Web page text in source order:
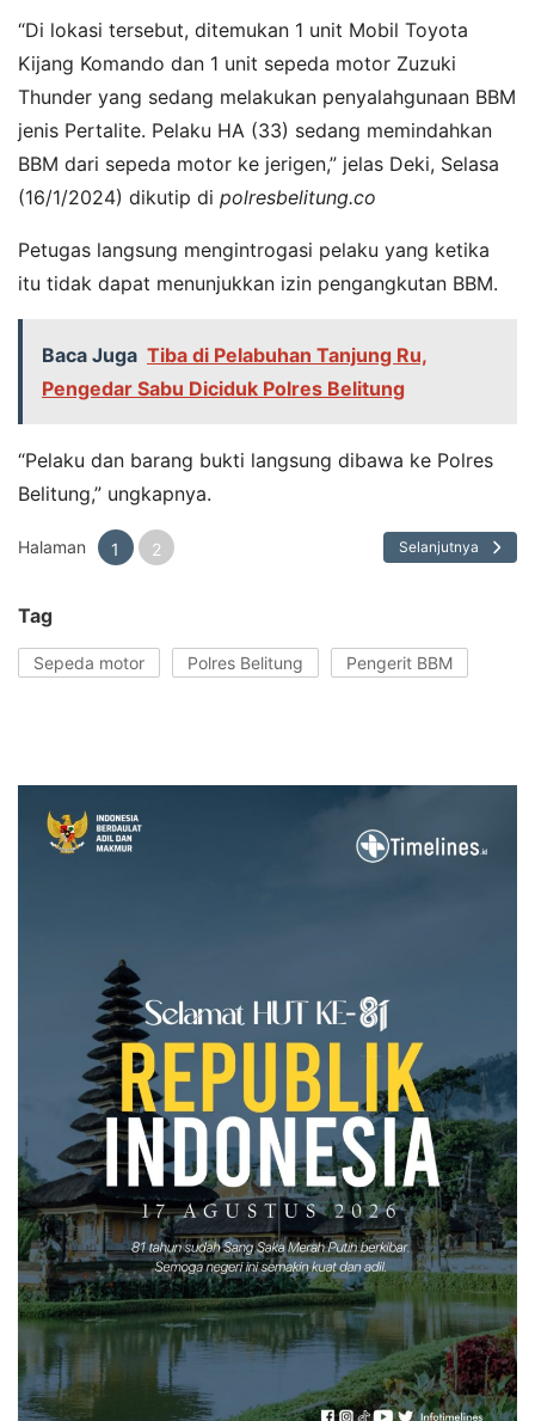
“Di lokasi tersebut, ditemukan 1 unit Mobil Toyota
Kijang Komando dan 1 unit sepeda motor Zuzuki
Thunder yang sedang melakukan penyalahgunaan BBM
jenis Pertalite. Pelaku HA (33) sedang memindahkan
BBM dari sepeda motor ke jerigen,” jelas Deki, Selasa
(16/1/2024) dikutip di polresbelitung.co
Petugas langsung mengintrogasi pelaku yang ketika
itu tidak dapat menunjukkan izin pengangkutan BBM.
Baca Juga Tiba di Pelabuhan Tanjung Ru,
Pengedar Sabu Diciduk Polres Belitung
“Pelaku dan barang bukti langsung dibawa ke Polres
Belitung,” ungkapnya.
Halaman 1 2 Selanjutnya
Tag
Sepeda motor Polres Belitung Pengerit BBM